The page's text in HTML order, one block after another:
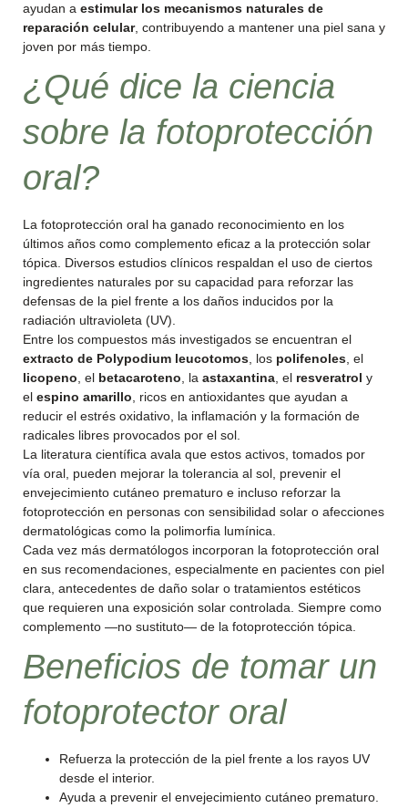
ayudan a estimular los mecanismos naturales de
reparación celular, contribuyendo a mantener una piel sana y
joven por más tiempo.
¿Qué dice la ciencia
sobre la fotoprotección
oral?
La fotoprotección oral ha ganado reconocimiento en los
últimos años como complemento eficaz a la protección solar
tópica. Diversos estudios clínicos respaldan el uso de ciertos
ingredientes naturales por su capacidad para reforzar las
defensas de la piel frente a los daños inducidos por la
radiación ultravioleta (UV).
Entre los compuestos más investigados se encuentran el
extracto de Polypodium leucotomos , los polifenoles , el
licopeno , el betacaroteno , la astaxantina , el resveratrol y
el espino amarillo , ricos en antioxidantes que ayudan a
reducir el estrés oxidativo, la inflamación y la formación de
radicales libres provocados por el sol.
La literatura científica avala que estos activos, tomados por
vía oral, pueden mejorar la tolerancia al sol, prevenir el
envejecimiento cutáneo prematuro e incluso reforzar la
fotoprotección en personas con sensibilidad solar o afecciones
dermatológicas como la polimorfia lumínica.
Cada vez más dermatólogos incorporan la fotoprotección oral
en sus recomendaciones, especialmente en pacientes con piel
clara, antecedentes de daño solar o tratamientos estéticos
que requieren una exposición solar controlada. Siempre como
complemento —no sustituto— de la fotoprotección tópica.
Beneficios de tomar un
fotoprotector oral
Refuerza la protección de la piel frente a los rayos UV
desde el interior.
Ayuda a prevenir el envejecimiento cutáneo prematuro.